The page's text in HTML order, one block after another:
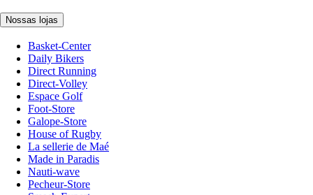
Nossas lojas
Basket-Center
Daily Bikers
Direct Running
Direct-Volley
Espace Golf
Foot-Store
Galope-Store
House of Rugby
La sellerie de Maé
Made in Paradis
Nauti-wave
Pecheur-Store